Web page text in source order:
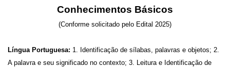
Conhecimentos Básicos
(Conforme solicitado pelo Edital 2025)
Língua Portuguesa: 1. Identificação de sílabas, palavras e objetos; 2.
A palavra e seu significado no contexto; 3. Leitura e Identificação de